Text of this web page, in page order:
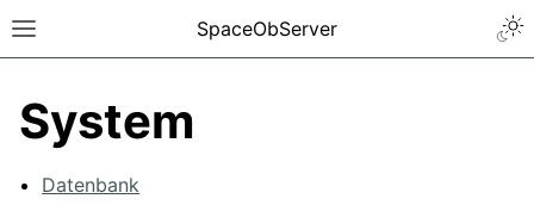
SpaceObServer
System
Datenbank